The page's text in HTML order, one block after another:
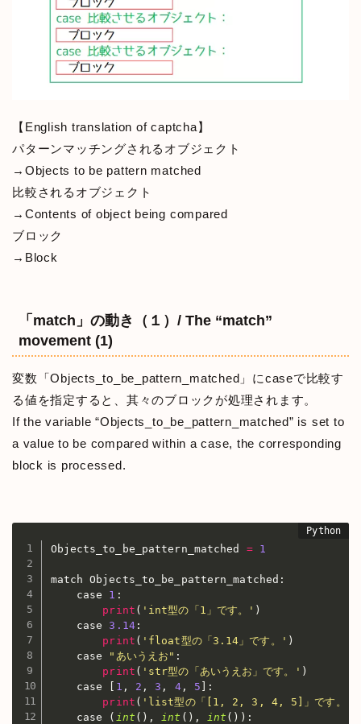
【English translation of captcha】
パターンマッチングされるオブジェクト
→Objects to be pattern matched
比較されるオブジェクト
→Contents of object being compared
ブロック
→Block
「match」の動き（１）/ The “match”
movement (1)
変数「Objects_to_be_pattern_matched」にcaseで比較す
る値を指定すると、其々のブロックが処理されます。
If the variable “Objects_to_be_pattern_matched” is set to
a value to be compared within a case, the corresponding
block is processed.
Objects_to_be_pattern_matched = 1
match Objects_to_be_pattern_matched :
    case
1 :
print ( 'int型の「1」です。' )
    case
3.14:
print ( 'float型の「3.14」です。' )
    case
"あいうえお" :
print ( 'str型の「あいうえお」です。' )
    case
1 , 2 , 3 , 4, 5
:
print ( 'list型の「[1, 2, 3, 4, 5]」です。'
    case
( int ( ) , int ( ) , int ( ) ) :